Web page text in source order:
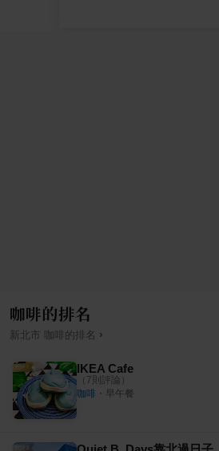
咖啡的排名
新北市 咖啡 的排名 ›
IKEA Cafe
（ 7則評論）
咖啡 ・ 早午餐